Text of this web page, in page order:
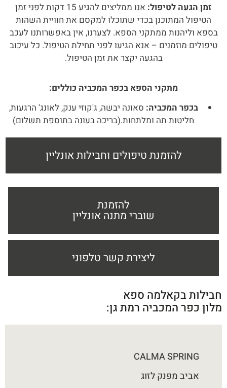
חבילות בקאלמה ספא
מלון כפר המכביה רמת גן:
CALMA SPRING
אביב מפנק לזוג
זמן הגעה לטיפול:
אנו ממליצים להגיע 15 דקות לפני זמן
הטיפול המתוכנן בכדי שתוכלו למקסם את חוויית השהות
בספא וליהנות ממתקני הספא. לצערנו, אין באפשרותנו לעכב
טיפולים מוזמנים – אנא הגיעו לפני תחילת הטיפול. כל עיכוב
בהגעה יקצר את זמן הטיפול.
מתקני הספא בכפר המכביה כוללים:
בכפר המכביה: סאונה יבשה, ג'קוזי ענק, לאונג' הרגעות,
חליטות תה ומלתחות.(בריכה בעונה בתוספת תשלום)
להזמנת טיפולים וחבילות אונליין
להזמנת
שוברי מתנה אונליין
ליצירת קשר טלפוני